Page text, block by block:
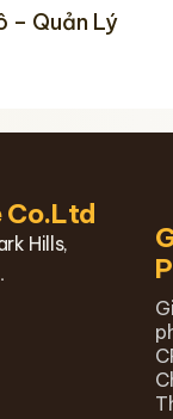
– Quản Lý
Co.Ltd
Hills,